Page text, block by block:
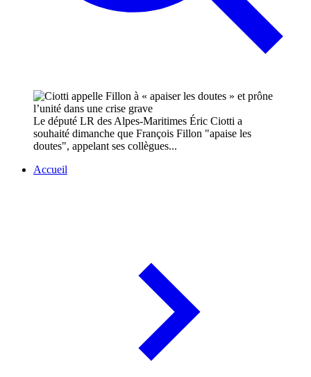
Le député LR des Alpes-Maritimes Éric Ciotti a
souhaité dimanche que François Fillon "apaise les
doutes", appelant ses collègues...
Accueil